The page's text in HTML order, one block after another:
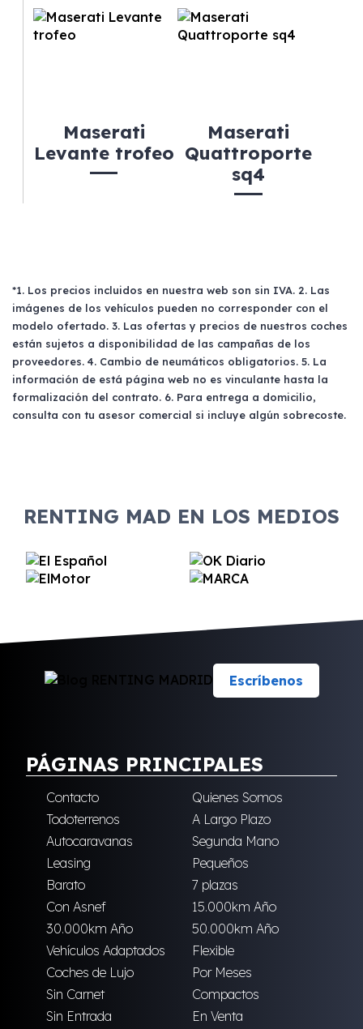
Maserati
Levante trofeo
Maserati
Quattroporte
sq4
*1. Los precios incluidos en nuestra web son sin IVA. 2. Las
imágenes de los vehículos pueden no corresponder con el
modelo ofertado. 3. Las ofertas y precios de nuestros coches
están sujetos a disponibilidad de las campañas de los
proveedores. 4. Cambio de neumáticos obligatorios. 5. La
información de está página web no es vinculante hasta la
formalización del contrato. 6. Para entrega a domicilio,
consulta con tu asesor comercial si incluye algún sobrecoste.
RENTING MAD EN LOS MEDIOS
Escríbenos
PÁGINAS PRINCIPALES
Contacto
Quienes Somos
Todoterrenos
A Largo Plazo
Autocaravanas
Segunda Mano
Leasing
Pequeños
Barato
7 plazas
Con Asnef
15.000km Año
30.000km Año
50.000km Año
Vehículos Adaptados
Flexible
Coches de Lujo
Por Meses
Sin Carnet
Compactos
Sin Entrada
En Venta